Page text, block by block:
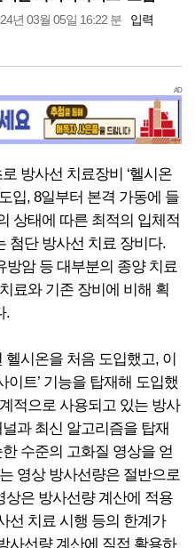
년 03월 05일 16:22 분
입력
AD
방사선 치료장비 ‘헬시온
입, 8일부터 본격 가동에 들
상태에 따른 최적의 입체적
첨단 방사선 치료 장비다.
방암 등 대부분의 종양 치료
료와 기존 장비에 비해 획
.
헬시온을 처음 도입했고, 이
이트’ 기능을 탑재해 도입했
적으로 사용되고 있는 방사
과 최신 알고리즘을 탑재
수준의 고화질 영상을 얻
영상 방사선량은 절반으로
상은 방사선량 계산에 적용
선 치료 시행 등의 한계가
사선량 계산에 직접 활용하